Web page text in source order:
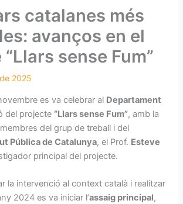
catalanes més
avanços en el
sense Fum”
es va celebrar al Departament
del projecte “Llars sense Fum”, amb la
del grup de treball i del
Pública de Catalunya, el Prof. Esteve
principal del projecte.
la intervenció al context català i realitzar
2024 es va iniciar l’assaig principal,